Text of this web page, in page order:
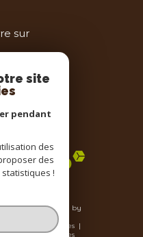
sur
powered by
Mentions légales
RGPD Cookies
site
pendant
des
des
!